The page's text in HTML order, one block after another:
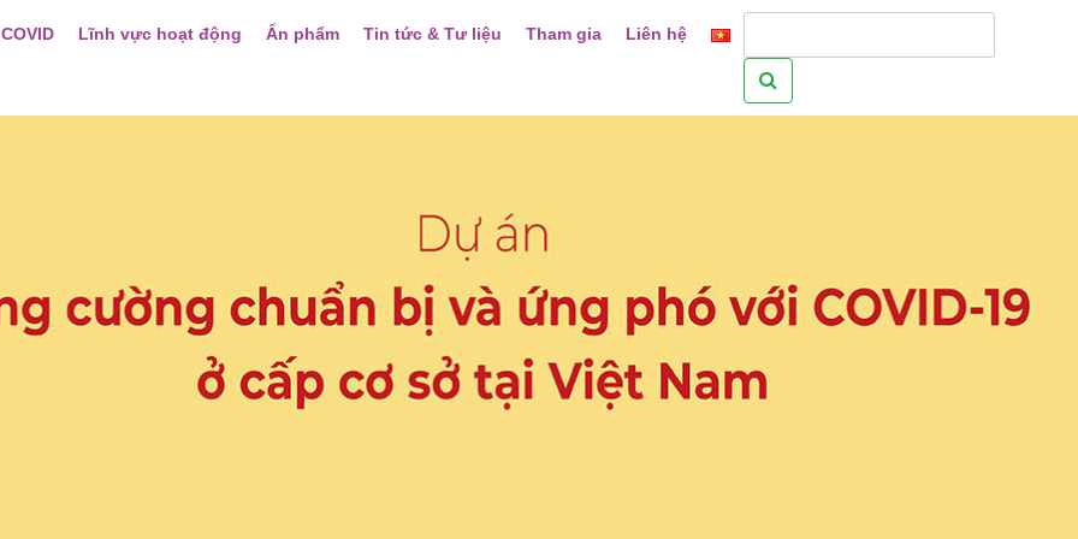
Lĩnh vực hoạt động Ấn phẩm Tin tức & Tư liệu Tham gia Liên hệ